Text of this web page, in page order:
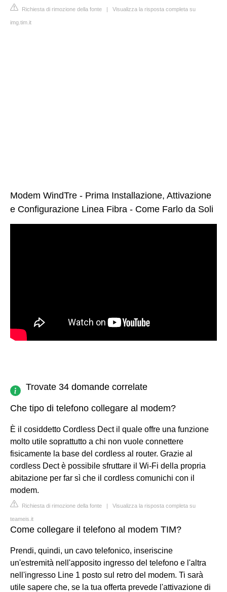
Richiesta di rimozione della fonte | Visualizza la risposta completa su
img.tim.it
Modem WindTre - Prima Installazione, Attivazione
e Configurazione Linea Fibra - Come Farlo da Soli
Trovate 34 domande correlate
Che tipo di telefono collegare al modem?
È il cosiddetto Cordless Dect il quale offre una funzione
molto utile soprattutto a chi non vuole connettere
fisicamente la base del cordless al router. Grazie al
cordless Dect è possibile sfruttare il Wi-Fi della propria
abitazione per far sì che il cordless comunichi con il
modem.
Richiesta di rimozione della fonte | Visualizza la risposta completa su
teameis.it
Come collegare il telefono al modem TIM?
Prendi, quindi, un cavo telefonico, inseriscine
un'estremità nell'apposito ingresso del telefono e l'altra
nell'ingresso Line 1 posto sul retro del modem. Ti sarà
utile sapere che, se la tua offerta prevede l'attivazione di